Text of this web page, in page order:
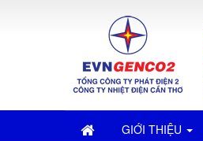
GIỚI THIỆU